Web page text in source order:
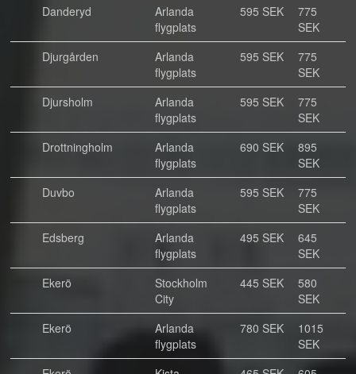
Danderyd
Arlanda
flygplats
595 SEK
775
SEK
Djurgården
Arlanda
flygplats
595 SEK
775
SEK
Djursholm
Arlanda
flygplats
595 SEK
775
SEK
Drottningholm
Arlanda
flygplats
690 SEK
895
SEK
Duvbo
Arlanda
flygplats
595 SEK
775
SEK
Edsberg
Arlanda
flygplats
495 SEK
645
SEK
Ekerö
Stockholm
City
445 SEK
580
SEK
Ekerö
Arlanda
flygplats
780 SEK
1015
SEK